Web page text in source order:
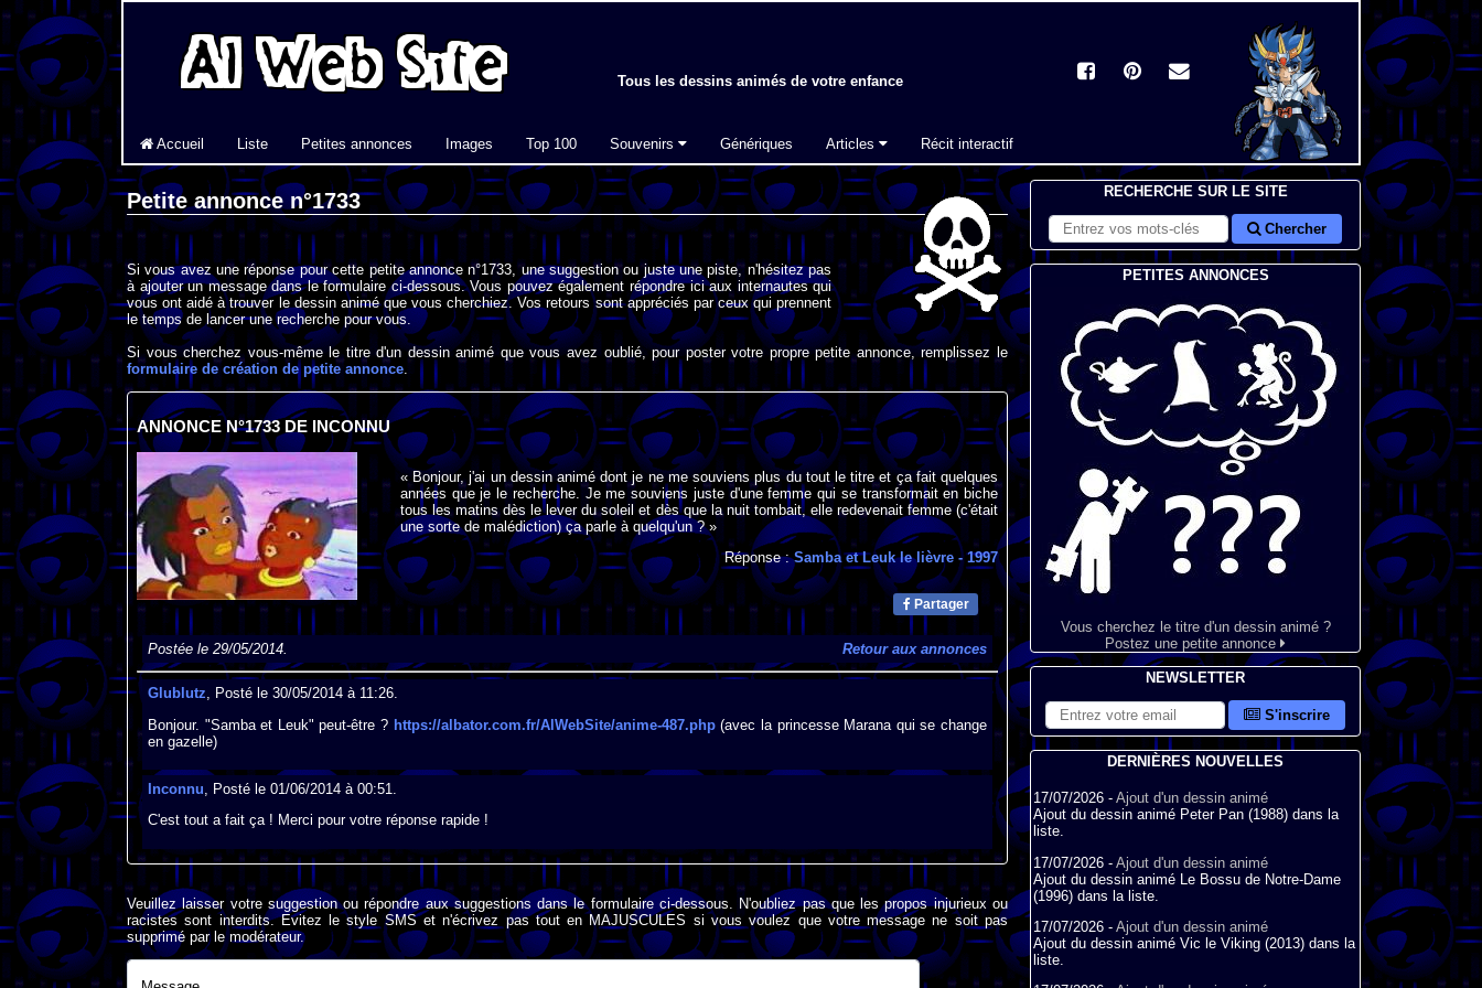
Tous les dessins animés de votre enfance
Accueil Liste Petites annonces Images Top 100 Souvenirs Génériques Articles Récit interactif
Petite annonce n°1733
Si vous avez une réponse pour cette petite annonce n°1733, une suggestion ou juste une piste, n'hésitez pas
à ajouter un message dans le formulaire ci-dessous. Vous pouvez également répondre ici aux internautes qui
vous ont aidé à trouver le dessin animé que vous cherchiez. Vos retours sont appréciés par ceux qui prennent
le temps de lancer une recherche pour vous.
Si vous cherchez vous-même le titre d'un dessin animé que vous avez oublié, pour poster votre propre petite annonce, remplissez le
formulaire de création de petite annonce.
ANNONCE N°1733 DE INCONNU
« Bonjour, j'ai un dessin animé dont je ne me souviens plus du tout le titre et ça fait quelques
années que je le recherche. Je me souviens juste d'une femme qui se transformait en biche
tous les matins dès le lever du soleil et dès que la nuit tombait, elle redevenait femme (c'était
une sorte de malédiction) ça parle à quelqu'un ? »
Réponse :Samba et Leuk le lièvre - 1997
Partager
Postée le 29/05/2014. Retour aux annonces
Glublutz, Posté le 30/05/2014 à 11:26.
Bonjour. "Samba et Leuk" peut-être ? https://albator.com.fr/AlWebSite/anime-487.php(avec la princesse Marana qui se change
en gazelle)
Inconnu, Posté le 01/06/2014 à 00:51.
C'est tout a fait ça ! Merci pour votre réponse rapide !
Veuillez laisser votre suggestion ou répondre aux suggestions dans le formulaire ci-dessous. N'oubliez pas que les propos injurieux ou
racistes sont interdits. Evitez le style SMS et n'écrivez pas tout en MAJUSCULES si vous voulez que votre message ne soit pas
supprimé par le modérateur.
RECHERCHE SUR LE SITE
Chercher
PETITES ANNONCES
Vous cherchez le titre d'un dessin animé ?
Postez une petite annonce
NEWSLETTER
S'inscrire
DERNIÈRES NOUVELLES
17/07/2026 - Ajout d'un dessin animé
Ajout du dessin animé Peter Pan (1988) dans la
liste.
17/07/2026 - Ajout d'un dessin animé
Ajout du dessin animé Le Bossu de Notre-Dame
(1996) dans la liste.
17/07/2026 - Ajout d'un dessin animé
Ajout du dessin animé Vic le Viking (2013) dans la
liste.